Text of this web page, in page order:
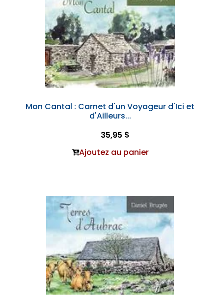
Mon Cantal : Carnet d'un Voyageur d'Ici et
d'Ailleurs...
35,95 $
Ajoutez au panier